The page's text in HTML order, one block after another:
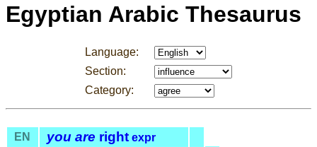
Egyptian Arabic Thesaurus
Language:
Section:
Category:
EN you are right expr